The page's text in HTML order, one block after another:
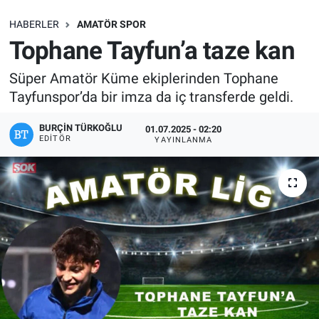
HABERLER AMATÖR SPOR
Tophane Tayfun’a taze kan
Süper Amatör Küme ekiplerinden Tophane
Tayfunspor’da bir imza da iç transferde geldi.
BURÇIN TÜRKOĞLU
EDITÖR
01.07.2025 - 02:20
YAYINLANMA
SAĞLIK
EKONOMİ
EĞİTİM
ÖZEL HABER
Keşfet
ASTROLOJİ
MANŞET
RESMİ İLANLAR
İLAN